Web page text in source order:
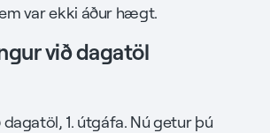
var ekki áður hægt.
við dagatöl
1. útgáfa. Nú getur þú